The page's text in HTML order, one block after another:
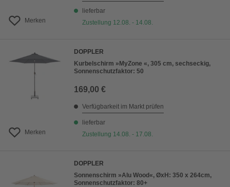
Merken
lieferbar
Zustellung 12.08. - 14.08.
Merken
DOPPLER
Kurbelschirm »MyZone «, 305 cm, sechseckig,
Sonnenschutzfaktor: 50
169,00 €
Verfügbarkeit im Markt prüfen
lieferbar
Zustellung 14.08. - 17.08.
DOPPLER
Sonnenschirm »Alu Wood«, ØxH: 350 x 264cm,
Sonnenschutzfaktor: 80+